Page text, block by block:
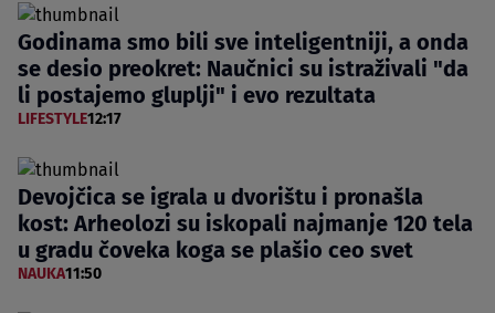
Godinama smo bili sve inteligentniji, a onda
se desio preokret: Naučnici su istraživali "da
li postajemo gluplji" i evo rezultata
LIFESTYLE12:17
Devojčica se igrala u dvorištu i pronašla
kost: Arheolozi su iskopali najmanje 120 tela
u gradu čoveka koga se plašio ceo svet
NAUKA11:50